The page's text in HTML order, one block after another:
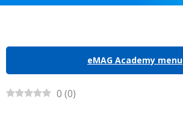
eMAG Academy menu
0 (0)